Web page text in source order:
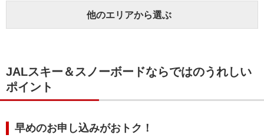
他のエリアから選ぶ
JALスキー＆スノーボードならではのうれしい
ポイント
早めのお申し込みがおトク！